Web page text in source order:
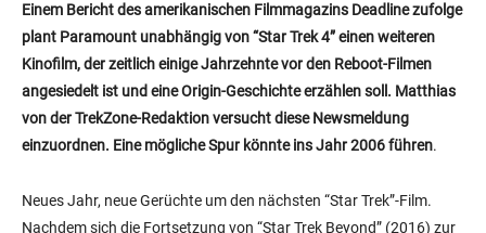
Einem Bericht des amerikanischen Filmmagazins Deadline zufolge
plant Paramount unabhängig von “Star Trek 4” einen weiteren
Kinofilm, der zeitlich einige Jahrzehnte vor den Reboot-Filmen
angesiedelt ist und eine Origin-Geschichte erzählen soll. Matthias
von der TrekZone-Redaktion versucht diese Newsmeldung
einzuordnen. Eine mögliche Spur könnte ins Jahr 2006 führen.
Neues Jahr, neue Gerüchte um den nächsten “Star Trek”-Film.
Nachdem sich die Fortsetzung von “Star Trek Beyond” (2016) zur